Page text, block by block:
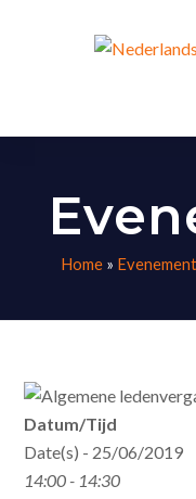
Home »
Datum/Tijd
Date(s) - 25/06/2019
14:00 - 14:30